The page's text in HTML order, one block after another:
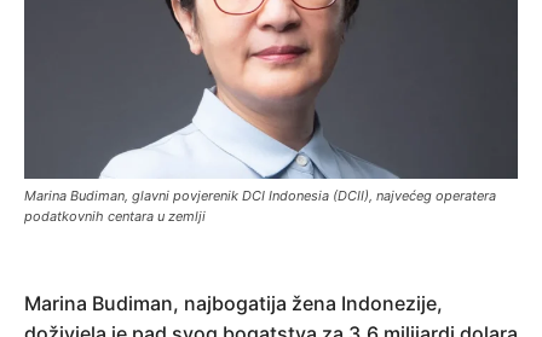
Marina Budiman, glavni povjerenik DCI Indonesia (DCII), najvećeg operatera
podatkovnih centara u zemlji
Marina Budiman, najbogatija žena Indonezije,